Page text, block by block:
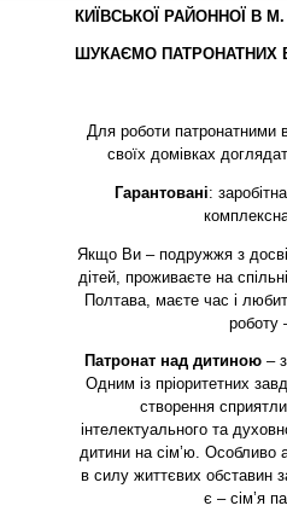
КИЇВСЬКОЇ РАЙОННОЇ В
ШУКАЄМО ПАТРОНАТНИХ
Для роботи патронатними
своїх домівках
Гарантовані:
Якщо Ви – подружжя з
дітей, проживаєте на
Полтава, маєте час і
роботу
Патронат над дитиною –
Одним із пріоритетних
створення
інтелектуального та
дитини на сім’ю. Особливо
в силу життєвих обставин
є – сім’я